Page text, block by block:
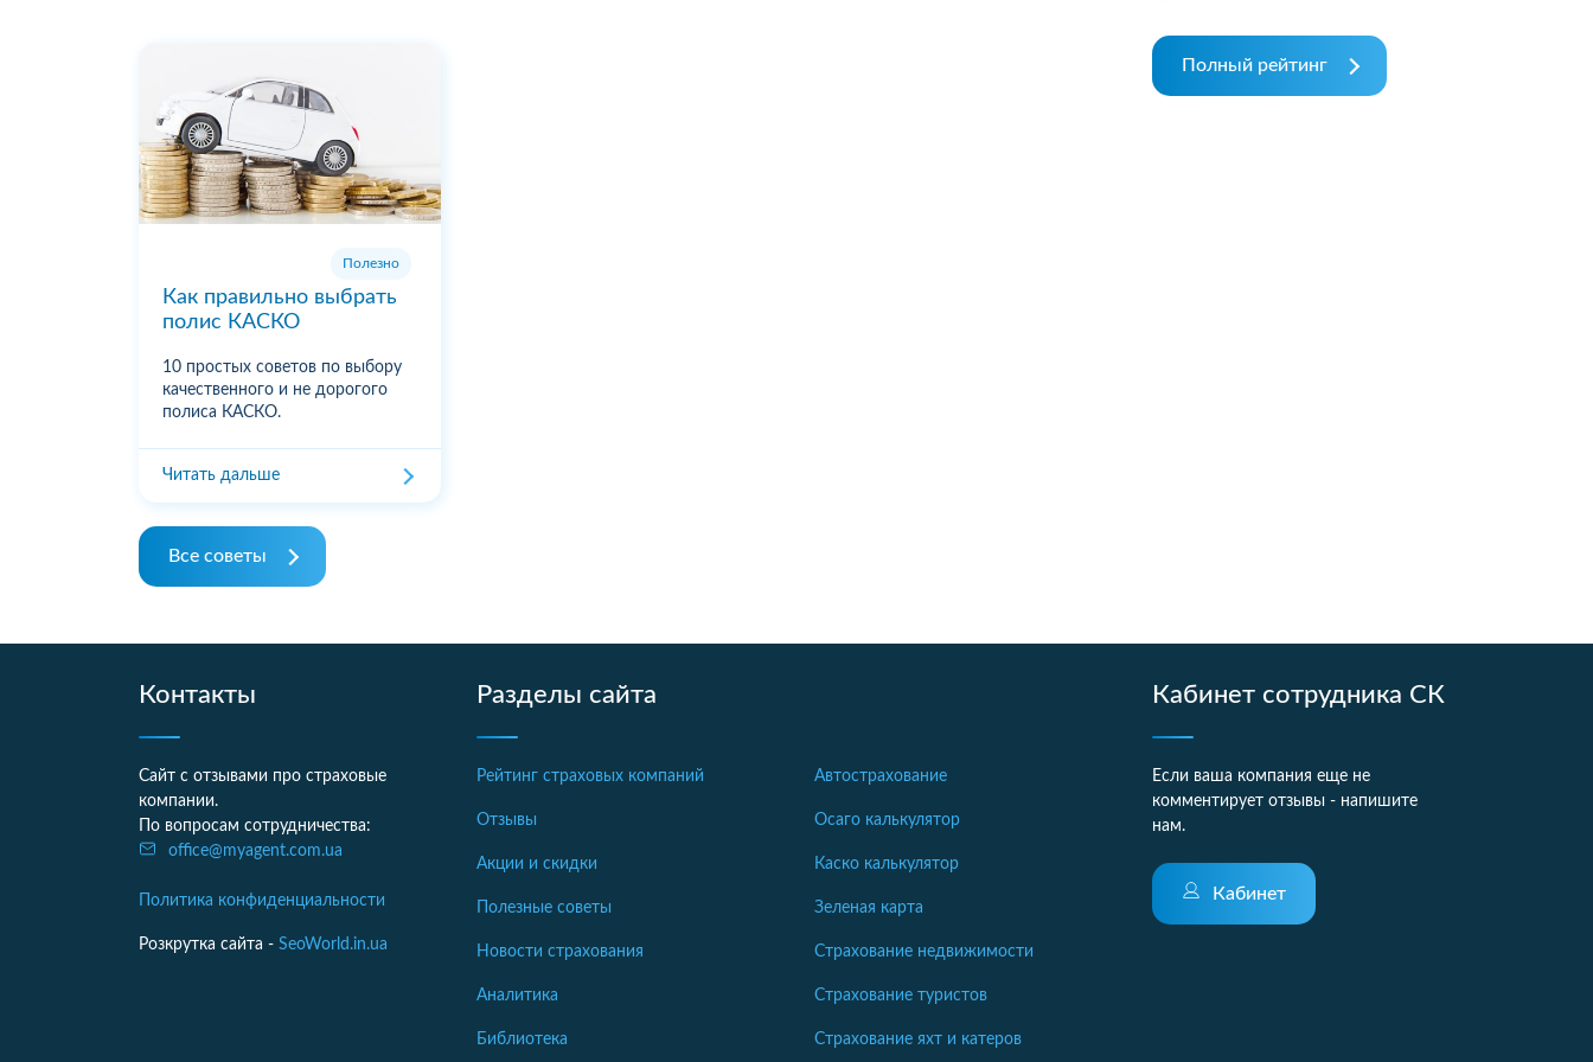
Полезно
Как правильно выбрать
полис КАСКО
10 простых советов по выбору
качественного и не дорогого
полиса КАСКО.
Читать дальше
Все советы
Полный рейтинг
Контакты
Сайт с отзывами про страховые
компании.
По вопросам сотрудничества:
office@myagent.com.ua
Политика конфиденциальности
Розкрутка сайта - SeoWorld.in.ua
Разделы сайта
Рейтинг страховых компаний
Отзывы
Акции и скидки
Полезные советы
Новости страхования
Аналитика
Библиотека
Автострахование
Осаго калькулятор
Каско калькулятор
Зеленая карта
Страхование недвижимости
Страхование туристов
Страхование яхт и катеров
Кабинет сотрудника СК
Если ваша компания еще не
комментирует отзывы - напишите
нам.
Кабинет